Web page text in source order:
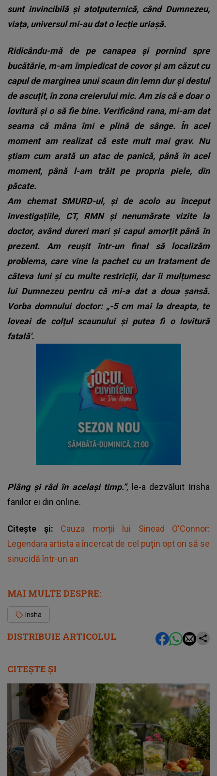
DISTRIBUIE ARTICOLUL
sunt invincibilă și atotputernică, când Dumnezeu,
viața, universul mi-au dat o lecție uriașă.
Ridicându-mă de pe canapea și pornind spre
bucătărie, m-am împiedicat de covor și am căzut cu
capul de marginea unui scaun din lemn dur și destul
de ascuțit, în zona creierului mic. Am zis că e doar o
lovitură și o să fie bine. Verificând rana, mi-am dat
seama că mâna îmi e plină de sânge. În acel
moment am realizat că este mult mai grav. Nu
știam cum arată un atac de panică, până în acel
moment, până l-am trăit pe propria piele, din
păcate.
Am chemat SMURD-ul, și de acolo au început
investigațiile, CT, RMN și nenumărate vizite la
doctor, având dureri mari și capul amorțit până în
prezent. Am reușit într-un final să localizăm
problema, care vine la pachet cu un tratament de
câteva luni și cu multe restricții, dar îi mulțumesc
lui Dumnezeu pentru că mi-a dat a doua șansă.
Vorba domnului doctor: „-5 cm mai la dreapta, te
loveai de colțul scaunului și putea fi o lovitură
fatală'.
Plâng și râd în același timp.”, le-a dezvăluit Irisha
fanilor ei din online.
Citește și: Cauza morții lui Sinead O'Connor:
Legendara artista a încercat de cel puțin opt ori să se
sinucidă într-un an
MAI MULTE DESPRE:
Irisha
CITEȘTE ȘI